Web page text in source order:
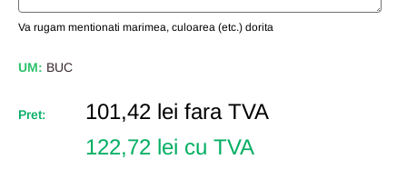
Va rugam mentionati marimea, culoarea (etc.) dorita
UM: BUC
Pret:
Pret
101,42 lei fara TVA
122,72 lei cu TVA